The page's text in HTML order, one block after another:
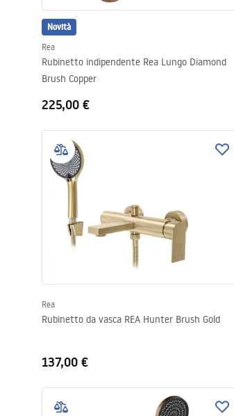
Novità
Rea
Rubinetto indipendente Rea Lungo Diamond
Brush Copper
225,00 €
Rea
Rubinetto da vasca REA Hunter Brush Gold
137,00 €